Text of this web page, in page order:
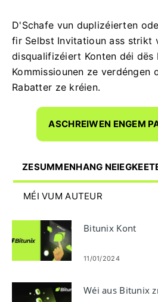
D'Schafe vun duplizéierten
fir Selbst Invitatioun ass strikt
disqualifizéiert Konten déi dës
Kommissiounen ze verdéngen
Rabatter ze kréien.
ASCHREIWEN ENGEM
ZESUMMENHANG
MÉI VUM AUTEUR
Bitunix Kont
11/01/2024
Wéi aus Bitunix